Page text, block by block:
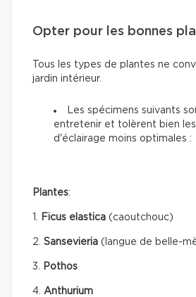
Opter pour les bonnes
Tous les types de plantes ne
jardin intérieur.
Les spécimens suivants
entretenir et tolèrent bien
d'éclairage moins optimales :
Plantes:
1. Ficus elastica (caoutchouc)
2. Sansevieria (langue de belle-
3. Pothos
4. Anthurium